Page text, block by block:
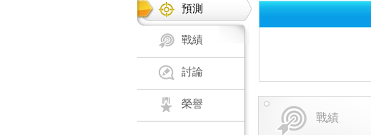
預測
戰績
討論
榮譽
戰績